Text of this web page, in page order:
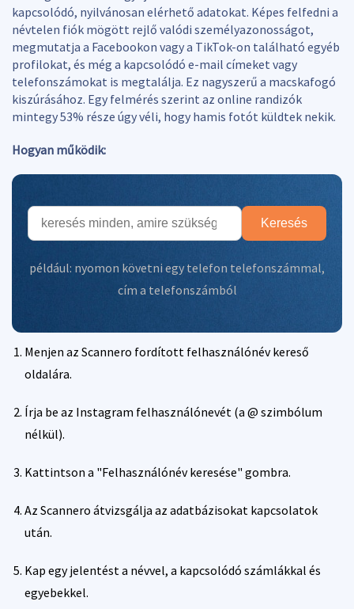
kapcsolódó, nyilvánosan elérhető adatokat. Képes felfedni a
névtelen fiók mögött rejlő valódi személyazonosságot,
megmutatja a Facebookon vagy a TikTok-on található egyéb
profilokat, és még a kapcsolódó e-mail címeket vagy
telefonszámokat is megtalálja. Ez nagyszerű a macskafogó
kiszúrásához. Egy felmérés szerint az online randizók
mintegy 53% része úgy véli, hogy hamis fotót küldtek nekik.
Hogyan működik:
Keresés
például: nyomon követni egy telefon telefonszámmal,
cím a telefonszámból
Menjen az Scannero fordított felhasználónév kereső
oldalára.
Írja be az Instagram felhasználónevét (a @ szimbólum
nélkül).
Kattintson a "Felhasználónév keresése" gombra.
Az Scannero átvizsgálja az adatbázisokat kapcsolatok
után.
Kap egy jelentést a névvel, a kapcsolódó számlákkal és
egyebekkel.